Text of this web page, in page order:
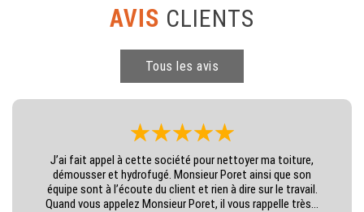
AVIS CLIENTS
Tous les avis
J’ai fait appel à cette société pour nettoyer ma toiture,
démousser et hydrofugé. Monsieur Poret ainsi que son
équipe sont à l’écoute du client et rien à dire sur le travail.
Quand vous appelez Monsieur Poret, il vous rappelle très...